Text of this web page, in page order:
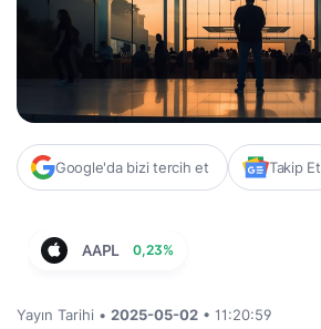
Google'da bizi tercih et Takip Et
AAPL 0,23%
Yayın Tarihi • 2025-05-02 • 11:20:59